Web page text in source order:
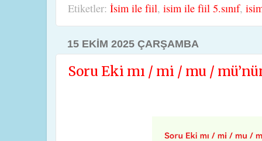
Etiketler: İsim ile fiil, isim ile fiil 5.sınıf,
15 EKIM 2025 ÇARŞAMBA
Soru Eki mı / mi / mu /